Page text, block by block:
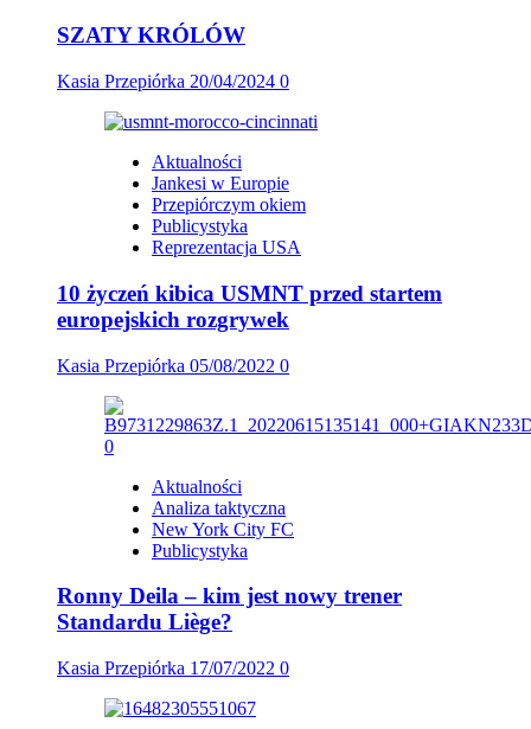
SZATY KRÓLÓW
Kasia Przepiórka 20/04/2024 0
Aktualności
Jankesi w Europie
Przepiórczym okiem
Publicystyka
Reprezentacja USA
10 życzeń kibica USMNT przed startem
europejskich rozgrywek
Kasia Przepiórka 05/08/2022 0
Aktualności
Analiza taktyczna
New York City FC
Publicystyka
Ronny Deila – kim jest nowy trener
Standardu Liège?
Kasia Przepiórka 17/07/2022 0